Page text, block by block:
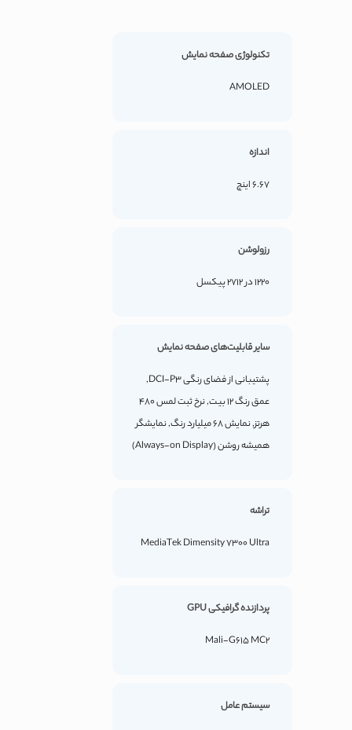
تکنولوژی صفحه نمایش
AMOLED
اندازه
6.67 اینچ
رزولوشن
1220 در 2712 پیکسل
سایر قابلیت‌های صفحه نمایش
پشتیبانی از فضای رنگی DCI-P3,
عمق رنگ 12 بیت, نرخ ثبت لمس 480
هرتز, نمایش 68 میلیارد رنگ, نمایشگر
همیشه روشن (Always-on Display)
تراشه
MediaTek Dimensity 7300 Ultra
پردازنده گرافیکی GPU
Mali-G615 MC2
سیستم عامل